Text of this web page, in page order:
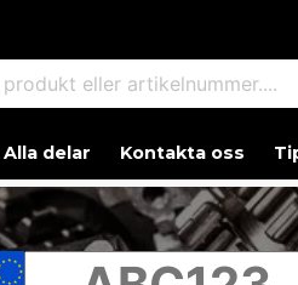
eller artikelnummer....
Alla delar Kontakta oss